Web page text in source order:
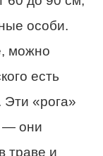
особи.
можно
есть
Эти «рога»
— они
траве и